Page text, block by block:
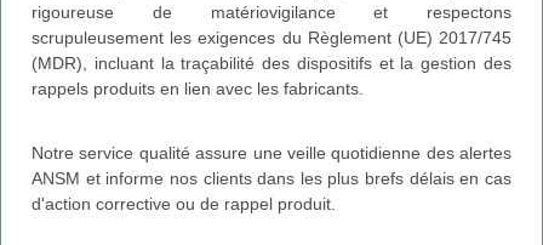
rigoureuse de matériovigilance et respectons
scrupuleusement les exigences du Règlement (UE) 2017/745
(MDR), incluant la traçabilité des dispositifs et la gestion des
rappels produits en lien avec les fabricants.
Notre service qualité assure une veille quotidienne des alertes
ANSM et informe nos clients dans les plus brefs délais en cas
d'action corrective ou de rappel produit.